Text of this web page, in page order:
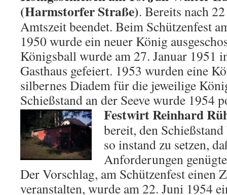
(Harmstorfer Straße). Bereits nach
Amtszeit beendet. Beim Schützenfest
1950 wurde ein neuer König
Königsball wurde am 27. Januar 1951
Gasthaus gefeiert. 1953 wurden eine
silbernes Diadem für die jeweilige
Schießstand an der Seeve wurde 1954
FestwirtReinhard
bereit, den
so instand zu setzen,
Anforderungen
Der Vorschlag, am Schützenfest einen
veranstalten, wurde am 22. Juni 1954